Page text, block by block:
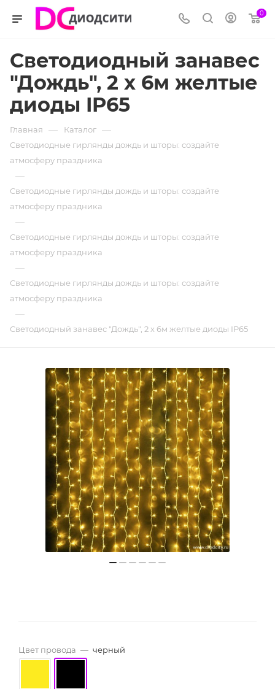
0
Светодиодный занавес
"Дождь", 2 х 6м желтые
диоды IP65
Главная — Каталог —
Светодиодные гирлянды дождь и шторы: создайте
атмосферу праздника
—
Светодиодные гирлянды дождь и шторы: создайте
атмосферу праздника
—
Светодиодные гирлянды дождь и шторы: создайте
атмосферу праздника
—
Светодиодные гирлянды дождь и шторы: создайте
атмосферу праздника
—
Светодиодный занавес "Дождь", 2 х 6м желтые диоды IP65
Цвет провода — черный